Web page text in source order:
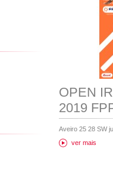
OPEN
2019
Aveiro 25 28 SW
ver mais